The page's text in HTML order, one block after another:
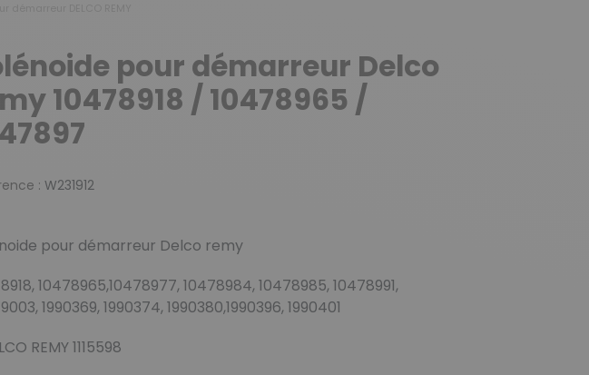
pour démarreur Delco
10478918 / 10478965 /
: W231912
pour démarreur Delco remy
10478965,10478977, 10478984, 10478985, 10478991,
1990369, 1990374, 1990380,1990396, 1990401
REMY 1115598